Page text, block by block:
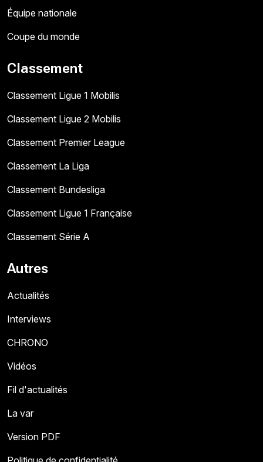
Équipe nationale
Coupe du monde
Classement
Classement Ligue 1 Mobilis
Classement Ligue 2 Mobilis
Classement Premier League
Classement La Liga
Classement Bundesliga
Classement Ligue 1 Française
Classement Série A
Autres
Actualités
Interviews
CHRONO
Vidéos
Fil d'actualités
La var
Version PDF